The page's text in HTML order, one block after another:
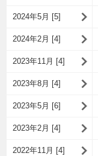
2024年5月 [5]
2024年2月 [4]
2023年11月 [4]
2023年8月 [4]
2023年5月 [6]
2023年2月 [4]
2022年11月 [4]